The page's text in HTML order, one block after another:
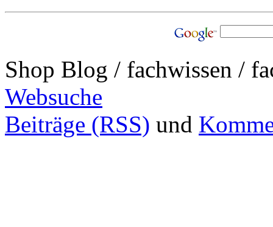
Shop Blog / fachwissen /
Websuche
Beiträge (RSS) und